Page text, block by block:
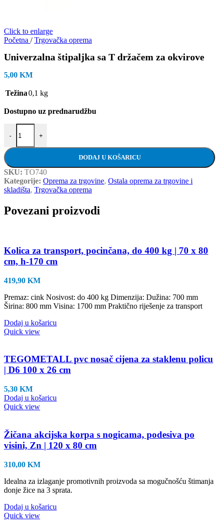
Click to enlarge
Početna / Trgovačka oprema
Univerzalna štipaljka sa T držačem za okvirove
5,00 KM
Težina0,1 kg
Dostupno uz prednarudžbu
-
Univerzalna štipaljka sa T držačem za okvirove količina
+
DODAJ U KOŠARICU
SKU: TO740
Kategorije: Oprema za trgovine, Ostala oprema za trgovine i
skladišta, Trgovačka oprema
Povezani proizvodi
Kolica za transport, pocinčana, do 400 kg | 70 x 80
cm, h-170 cm
419,90 KM
Premaz: cink Nosivost: do 400 kg Dimenzija: Dužina: 700 mm
Širina: 800 mm Visina: 1700 mm Praktično riješenje za transport
Dodaj u košaricu
Quick view
TEGOMETALL pvc nosač cijena za staklenu policu
| D6 100 x 26 cm
5,30 KM
Dodaj u košaricu
Quick view
Žičana akcijska korpa s nogicama, podesiva po
visini, Zn | 120 x 80 cm
310,00 KM
Idealna za izlaganje promotivnih proizvoda sa mogučnošću štimanja
donje žice na 3 sprata.
Dodaj u košaricu
Quick view